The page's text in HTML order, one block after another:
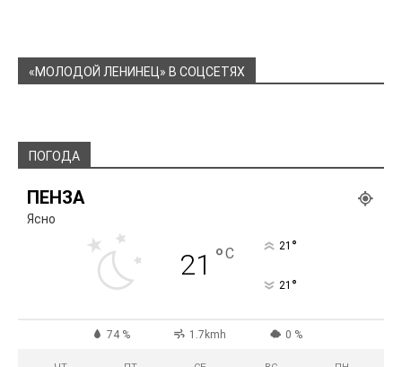
«МОЛОДОЙ ЛЕНИНЕЦ» В СОЦСЕТЯХ
ПОГОДА
ПЕНЗА
Ясно
21 °C 21 °
21 °
74 % 1.7kmh 0 %